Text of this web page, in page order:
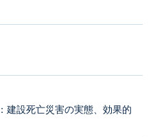
建設死亡災害の実態、効果的